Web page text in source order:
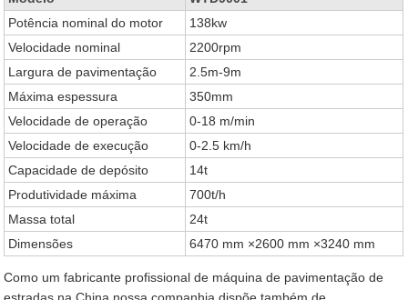
Potência nominal do motor
138kw
Velocidade nominal
2200rpm
Largura de pavimentação
2.5m-9m
Máxima espessura
350mm
Velocidade de operação
0-18 m/min
Velocidade de execução
0-2.5 km/h
Capacidade de depósito
14t
Produtividade máxima
700t/h
Massa total
24t
Dimensões
6470 mm ×2600 mm ×3240 mm
Como um fabricante profissional de máquina de pavimentação de